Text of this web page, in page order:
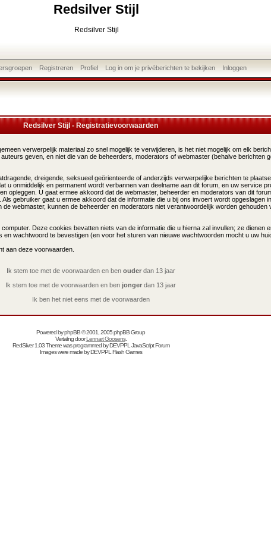
Redsilver Stijl
Redsilver Stijl
Registreren Profiel Log in om je privéberichten te bekijken Inloggen
Redsilver Stijl - Registratievoorwaarden
verwerpelijk materiaal zo snel mogelijk te verwijderen, is het niet mogelijk om elk
geven, en niet die van de beheerders, moderators of webmaster (behalve berichten
dreigende, seksueel geörienteerde of anderzijds verwerpelijke berichten te
u onmiddelijk en permanent wordt verbannen van deelname aan dit forum, en uw service
opleggen. U gaat ermee akkoord dat de webmaster, beheerder en moderators van dit
gebruiker gaat u ermee akkoord dat de informatie die u bij ons invoert wordt opgeslagen
webmaster, kunnen de beheerder en moderators niet verantwoordelijk worden gehouden
Deze cookies bevatten niets van de informatie die u hierna zal invullen; ze dienen
wachtwoord te bevestigen (en voor het sturen van nieuwe wachtwoorden mocht u uw
aan deze voorwaarden.
Ik stem toe met de voorwaarden en ben ouderdan 13 jaar
Ik stem toe met de voorwaarden en ben jonger dan 13 jaar
Ik ben het niet eens met de voorwaarden
Powered byphpBB© 2001, 2005 phpBB Group
Vertaling doorLennart Goosens.
RedSilver 1.03 Theme was programmed byDEVPPL JavaScript Forum
Images were made byDEVPPL Flash Games